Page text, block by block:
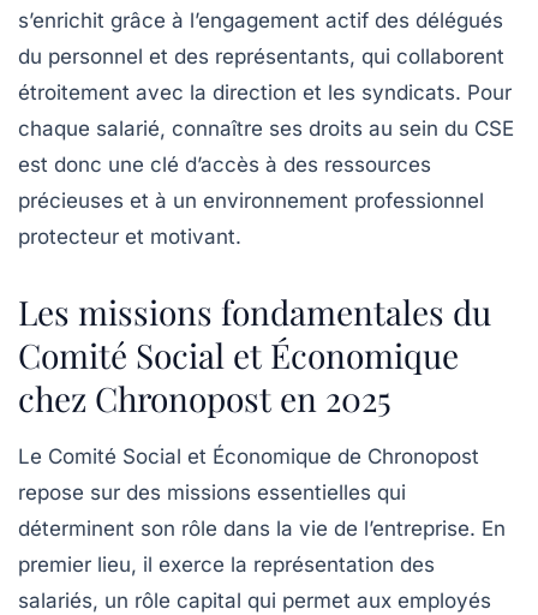
s’enrichit grâce à l’engagement actif des délégués
du personnel et des représentants, qui collaborent
étroitement avec la direction et les syndicats. Pour
chaque salarié, connaître ses droits au sein du CSE
est donc une clé d’accès à des ressources
précieuses et à un environnement professionnel
protecteur et motivant.
Les missions fondamentales du
Comité Social et Économique
chez Chronopost en 2025
Le Comité Social et Économique de Chronopost
repose sur des missions essentielles qui
déterminent son rôle dans la vie de l’entreprise. En
premier lieu, il exerce la représentation des
salariés, un rôle capital qui permet aux employés